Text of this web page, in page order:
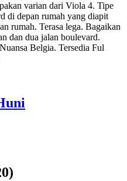
varian dari Viola 4. Tipe
di depan rumah yang diapit
rumah. Terasa lega. Bagaikan
dan dua jalan boulevard.
Belgia. Tersedia Ful